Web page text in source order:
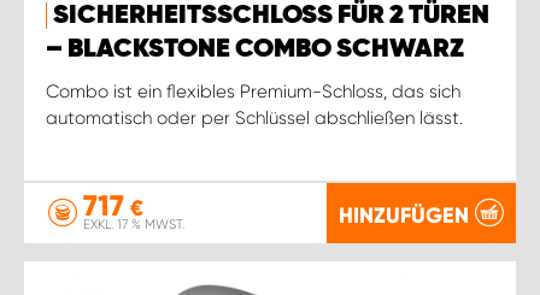
SICHERHEITSSCHLOSS FÜR 2 TÜREN
– BLACKSTONE COMBO SCHWARZ
Combo ist ein flexibles Premium-Schloss, das sich
automatisch oder per Schlüssel abschließen lässt.
717 €
EXKL. 17 % MWST. HINZUFÜGEN